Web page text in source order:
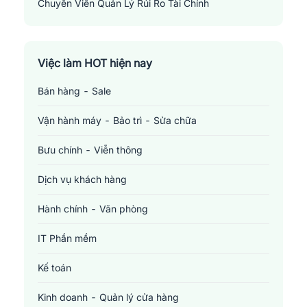
Chuyên Viên Quản Lý Rủi Ro Tài Chính
Việc làm HOT hiện nay
Bán hàng - Sale
Vận hành máy - Bảo trì - Sửa chữa
Bưu chính - Viễn thông
Dịch vụ khách hàng
Hành chính - Văn phòng
IT Phần mềm
Kế toán
Kinh doanh - Quản lý cửa hàng